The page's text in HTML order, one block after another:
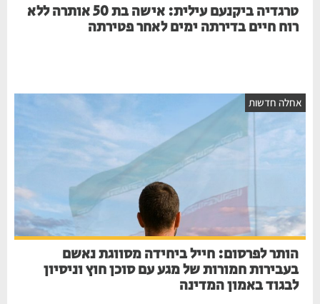
טרגדיה ביקנעם עילית: אישה בת 50 אותרה ללא
רוח חיים בדירתה ימים לאחר פטירתה
חדשות
הותר לפרסום: חייל ביחידה מסווגת נאשם
בעבירות חמורות של מגע עם סוכן חוץ וניסיון
לבגוד באמון המדינה